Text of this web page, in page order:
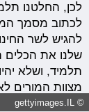
לכן, החלטנו
לכתוב מסמך
להגיש לשר
שלנו את הכלים
תלמיד, ושלא
מצוות המורים
© gettyimages.IL